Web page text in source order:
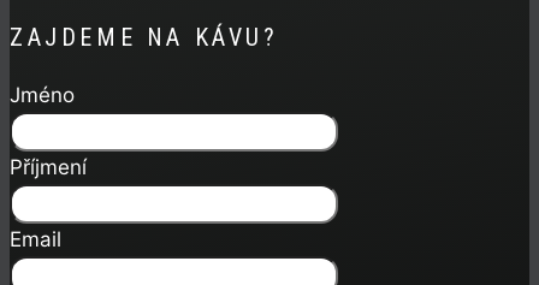
ZAJDEME NA KÁVU?
Jméno
Příjmení
Email